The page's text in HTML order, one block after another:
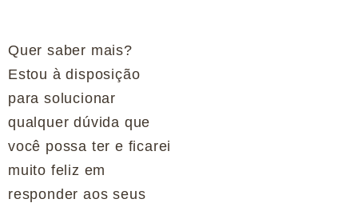
Quer saber mais?
Estou à disposição
para solucionar
qualquer dúvida que
você possa ter e ficarei
muito feliz em
responder aos seus